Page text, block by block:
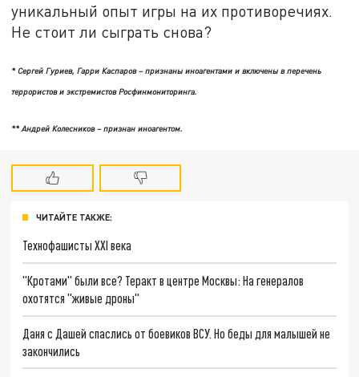
уникальный опыт игры на их противоречиях.
Не стоит ли сыграть снова?
* Сергей Гуриев, Гарри Каспаров – признаны иноагентами и включены в перечень
террористов и экстремистов Росфинмониторинга.
** Андрей Колесников – признан иноагентом.
ЧИТАЙТЕ ТАКЖЕ:
Технофашисты XXI века
"Кротами" были все? Теракт в центре Москвы: На генералов
охотятся "живые дроны"
Даня с Дашей спаслись от боевиков ВСУ. Но беды для малышей не
закончились